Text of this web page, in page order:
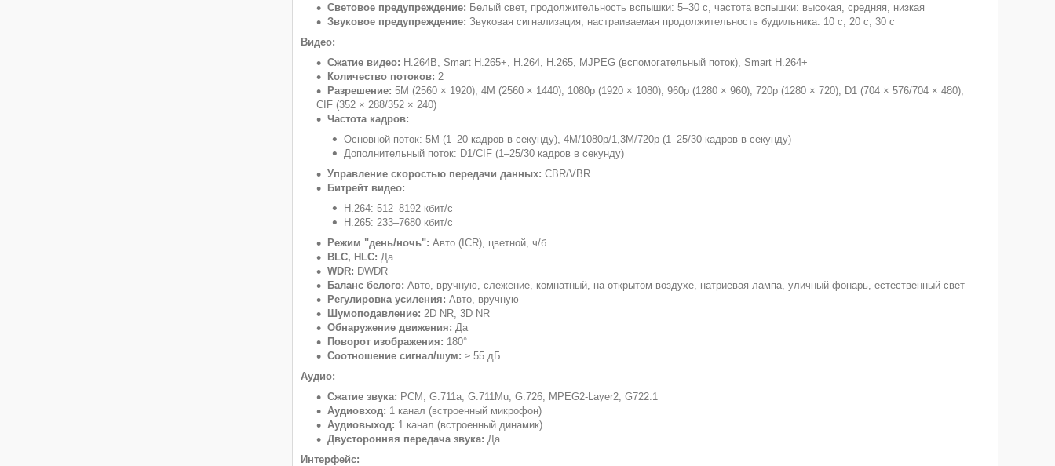
Световое предупреждение: Белый свет, продолжительность вспышки: 5–30 с, частота вспышки: высокая, средняя, низкая
Звуковое предупреждение: Звуковая сигнализация, настраиваемая продолжительность будильника: 10 с, 20 с, 30 с
Видео:
Сжатие видео: H.264B, Smart H.265+, H.264, H.265, MJPEG (вспомогательный поток), Smart H.264+
Количество потоков: 2
Разрешение: 5М (2560 × 1920), 4М (2560 × 1440), 1080p (1920 × 1080), 960p (1280 × 960), 720p (1280 × 720), D1 (704 × 576/704 × 480),
CIF (352 × 288/352 × 240)
Частота кадров:
Основной поток: 5М (1–20 кадров в секунду), 4М/1080p/1,3М/720p (1–25/30 кадров в секунду)
Дополнительный поток: D1/CIF (1–25/30 кадров в секунду)
Управление скоростью передачи данных: CBR/VBR
Битрейт видео:
H.264: 512–8192 кбит/с
H.265: 233–7680 кбит/с
Режим "день/ночь": Авто (ICR), цветной, ч/б
BLC, HLC: Да
WDR: DWDR
Баланс белого: Авто, вручную, слежение, комнатный, на открытом воздухе, натриевая лампа, уличный фонарь, естественный свет
Регулировка усиления: Авто, вручную
Шумоподавление: 2D NR, 3D NR
Обнаружение движения: Да
Поворот изображения: 180°
Соотношение сигнал/шум: ≥ 55 дБ
Аудио:
Сжатие звука: PCM, G.711a, G.711Mu, G.726, MPEG2-Layer2, G722.1
Аудиовход: 1 канал (встроенный микрофон)
Аудиовыход: 1 канал (встроенный динамик)
Двусторонняя передача звука: Да
Интерфейс: